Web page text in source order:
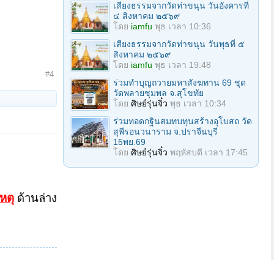
#4
ตุ ด้านล่าง
เสียงธรรมจากวัดท่าขนุน วันอังคารที่
๔ สิงหาคม ๒๕๖๙
โดย iamfu พุธ เวลา 10:36
เสียงธรรมจากวัดท่าขนุน วันพุธที่ ๕
สิงหาคม ๒๕๖๙
โดย iamfu พุธ เวลา 19:48
ร่วมทําบุญถวายมหาสังฆทาน 69 ชุด
วัดพลายชุมพล จ.สุโขทัย
โดย ศิษย์รุ่นจิ๋ว พุธ เวลา 10:34
ร่วมทอดกฐินสมทบทุนสร้างอุโบสถ วัด
สุพีรอนวนาราม จ.ปราจีนบุรี
15พย.69
โดย ศิษย์รุ่นจิ๋ว พฤหัสบดี เวลา 17:45